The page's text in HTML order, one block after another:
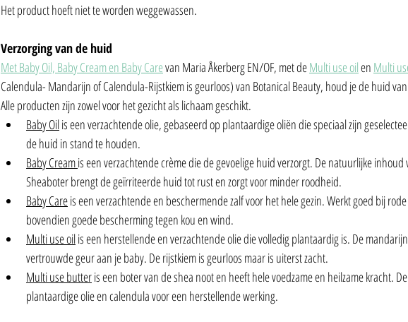
Het product hoeft niet te worden weggewassen.
Verzorging van de huid
Met Baby Oil, Baby Cream en Baby Care van Maria Åkerberg EN/OF, met de Multi use oil en Multi
Calendula- Mandarijn of Calendula-Rijstkiem is geurloos) van Botanical Beauty, houd je de huid
Alle producten zijn zowel voor het gezicht als lichaam geschikt.
Baby Oil is een verzachtende olie, gebaseerd op plantaardige oliën die speciaal zijn
de huid in stand te houden.
Baby Cream is een verzachtende crème die de gevoelige huid verzorgt. De natuurlijke inhoud
Sheaboter brengt de geïrriteerde huid tot rust en zorgt voor minder roodheid.
Baby Care is een verzachtende en beschermende zalf voor het hele gezin. Werkt goed bij
bovendien goede bescherming tegen kou en wind.
Multi use oil is een herstellende en verzachtende olie die volledig plantaardig is. De
vertrouwde geur aan je baby. De rijstkiem is geurloos maar is uiterst zacht.
Multi use butter is een boter van de shea noot en heeft hele voedzame en heilzame kracht.
plantaardige olie en calendula voor een herstellende werking.